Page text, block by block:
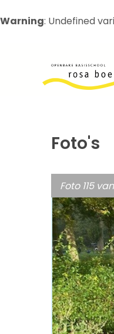
Warning: Undefined
Foto's
Foto 115